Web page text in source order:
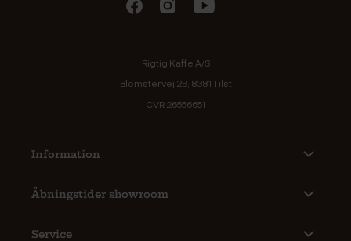
Rigtig Kaffe A/S
Blomstervej 2B, 8381 Tilst
CVR 26556651
Information
Åbningstider showroom
Service